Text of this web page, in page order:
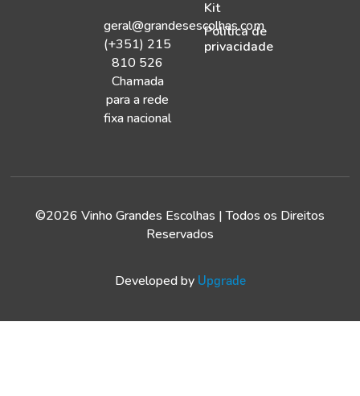
geral@grandesescolhas.com
(+351) 215
810 526
Chamada
para a rede
fixa nacional
Kit
Política de
privacidade
©2026 Vinho Grandes Escolhas | Todos os Direitos
Reservados
Developed by Upgrade